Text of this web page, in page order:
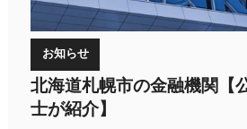
お知らせ
北海道札幌市の金融機関【
士が紹介】